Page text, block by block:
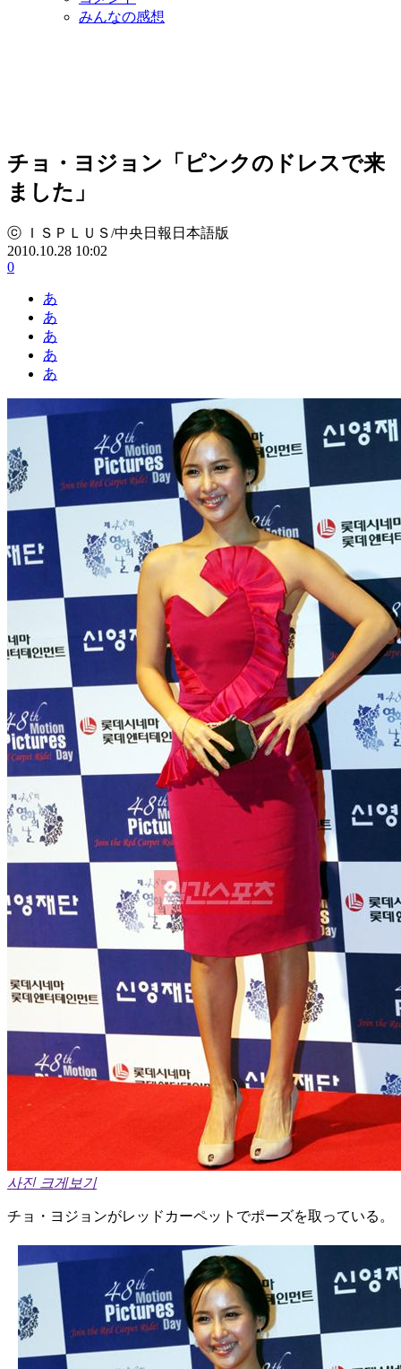
みんなの感想
チョ・ヨジョン「ピンクのドレスで来
ました」
ⓒ ＩＳＰＬＵＳ/中央日報日本語版
2010.10.28 10:02
0
あ
あ
あ
あ
あ
사진 크게보기
チョ・ヨジョンがレッドカーペットでポーズを取っている。